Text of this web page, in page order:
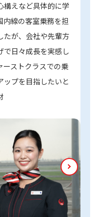
構えなど具体的に学
線の客室乗務を担
たが、会社や先輩方
で日々成長を実感し
ーストクラスでの乗
ップを目指したいと